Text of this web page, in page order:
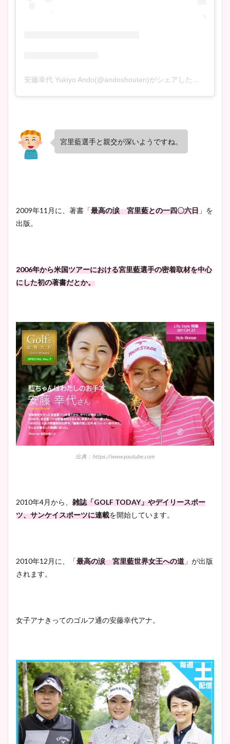
宮里藍選手と親交が深いようですね。
2009年11月に、著書「最高の涙 宮里藍との一四〇六日 」を
出版。
2006年から米国ツアーにおける宮里藍選手の密着取材を中心
にした初の著書だとか。
出典：https://www.youtube.com
2010年4月から、 雑誌「GOLF TODAY」やデイリースポー
ツ、サンケイスポーツに連載を開始しています。
2010年12月に、「最高の涙 宮里藍世界女王への道 」が出版
されます。
女子アナきってのゴルフ通の安藤幸代アナ。